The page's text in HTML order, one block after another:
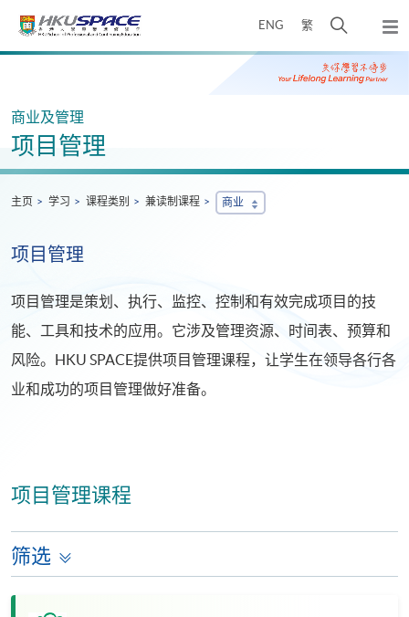
ENG 繁
开
搜
寻
弹
出
主
Main
商业及管理
项目管理
主页 学习 课程类别 兼读制课程 商业
项目管理
项目管理是策划、执行、监控、控制和有效完成项目的技
能、工具和技术的应用。它涉及管理资源、时间表、预算和
风险。HKU SPACE提供项目管理课程，让学生在领导各行各
业和成功的项目管理做好准备。
项目管理课程
筛选